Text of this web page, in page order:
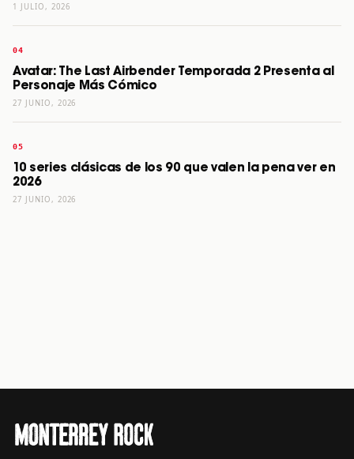
1 JULIO, 2026
Avatar: The Last Airbender Temporada 2 Presenta al
Personaje Más Cómico
27 JUNIO, 2026
10 series clásicas de los 90 que valen la pena ver en
2026
27 JUNIO, 2026